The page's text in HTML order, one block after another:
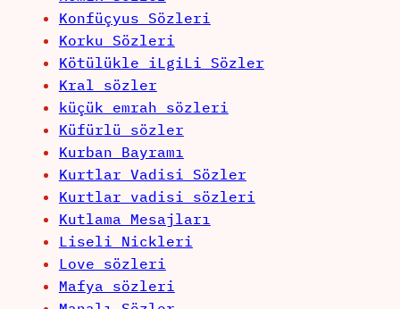
Konfüçyus Sözleri
Korku Sözleri
Kötülükle iLgiLi Sözler
Kral sözler
küçük emrah sözleri
Küfürlü sözler
Kurban Bayramı
Kurtlar Vadisi Sözler
Kurtlar vadisi sözleri
Kutlama Mesajları
Liseli Nickleri
Love sözleri
Mafya sözleri